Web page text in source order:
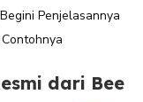
Penjelasannya
dari Bee